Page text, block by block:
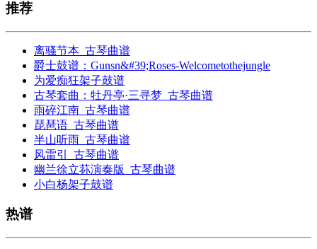
推荐
离骚节本_古琴曲谱
爵士鼓谱：Gunsn&#39;Roses-Welcometothejungle
为爱痴狂架子鼓谱
古琴套曲：牡丹亭·三寻梦_古琴曲谱
雨碎江南_古琴曲谱
琵琶语_古琴曲谱
半山听雨_古琴曲谱
风雷引_古琴曲谱
幽兰徐立荪演奏版_古琴曲谱
小白杨架子鼓谱
热谱